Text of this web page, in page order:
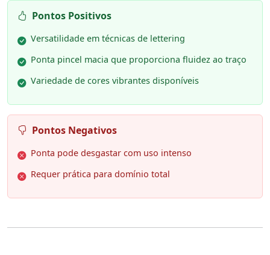
Pontos Positivos
Versatilidade em técnicas de lettering
Ponta pincel macia que proporciona fluidez ao traço
Variedade de cores vibrantes disponíveis
Pontos Negativos
Ponta pode desgastar com uso intenso
Requer prática para domínio total